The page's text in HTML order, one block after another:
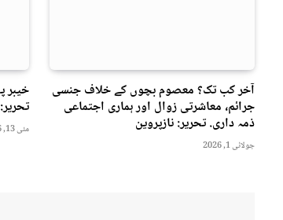
آخر کب تک؟ معصوم بچوں کے خلاف جنسی
جرائم، معاشرتی زوال اور ہماری اجتماعی
ذمہ داری. تحریر: نازپروین
جولائی 1, 2026
خیبر
مئی 13, 2026